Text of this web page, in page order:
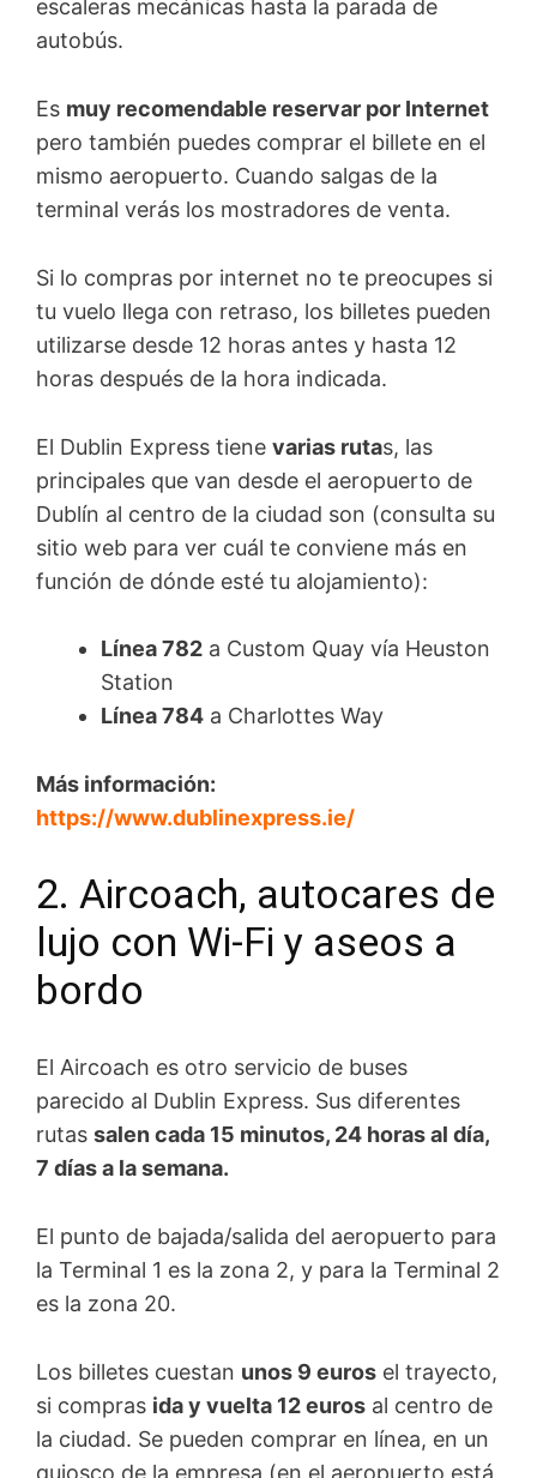
escaleras mecánicas hasta la parada de
autobús.
Es muy recomendable reservar por Internet
pero también puedes comprar el billete en el
mismo aeropuerto. Cuando salgas de la
terminal verás los mostradores de venta.
Si lo compras por internet no te preocupes si
tu vuelo llega con retraso, los billetes pueden
utilizarse desde 12 horas antes y hasta 12
horas después de la hora indicada.
El Dublin Express tiene varias rutas, las
principales que van desde el aeropuerto de
Dublín al centro de la ciudad son (consulta su
sitio web para ver cuál te conviene más en
función de dónde esté tu alojamiento):
Línea 782 a Custom Quay vía Heuston
Station
Línea 784 a Charlottes Way
Más información:
https://www.dublinexpress.ie/
2. Aircoach, autocares de
lujo con Wi-Fi y aseos a
bordo
El Aircoach es otro servicio de buses
parecido al Dublin Express. Sus diferentes
rutas salen cada 15 minutos, 24 horas al día,
7 días a la semana.
El punto de bajada/salida del aeropuerto para
la Terminal 1 es la zona 2, y para la Terminal 2
es la zona 20.
Los billetes cuestan unos 9 euros el trayecto,
si compras ida y vuelta 12 euros al centro de
la ciudad. Se pueden comprar en línea, en un
quiosco de la empresa (en el aeropuerto está